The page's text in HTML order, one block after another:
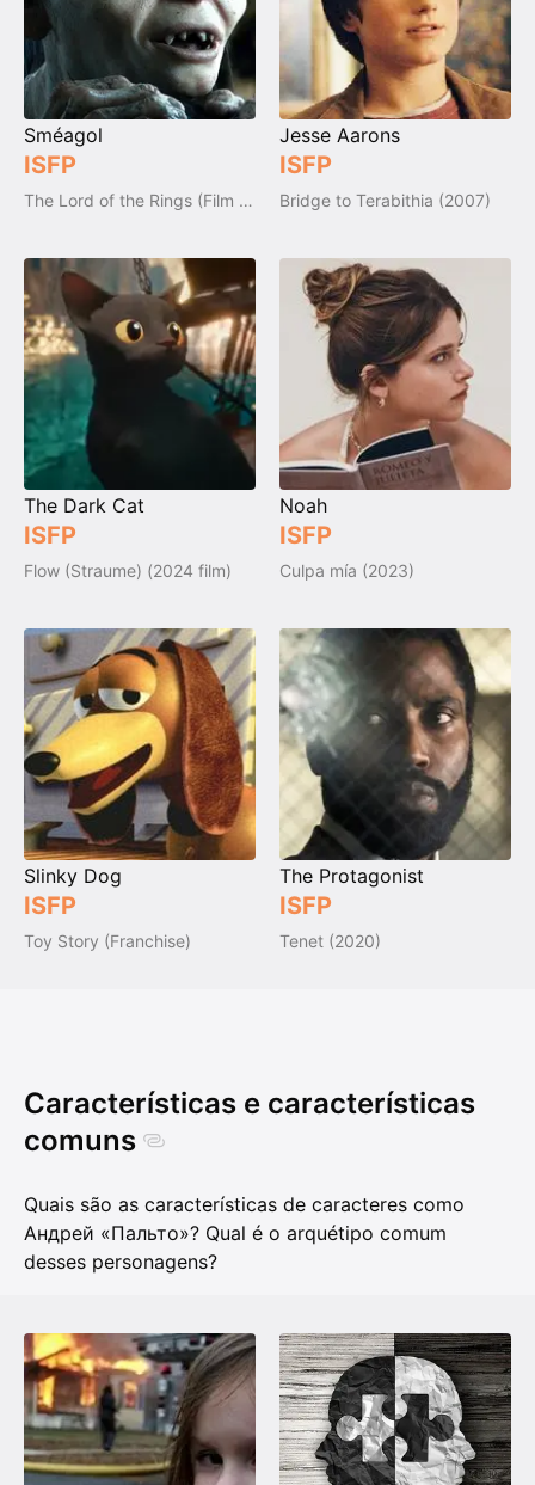
Sméagol
ISFP
The Lord of the Rings (Film Trilogy)
Jesse Aarons
ISFP
Bridge to Terabithia (2007)
The Dark Cat
ISFP
Flow (Straume) (2024 film)
Noah
ISFP
Culpa mía (2023)
Slinky Dog
ISFP
Toy Story (Franchise)
The Protagonist
ISFP
Tenet (2020)
Características e características
comuns
Quais são as características de caracteres como
Андрей «Пальто»? Qual é o arquétipo comum
desses personagens?